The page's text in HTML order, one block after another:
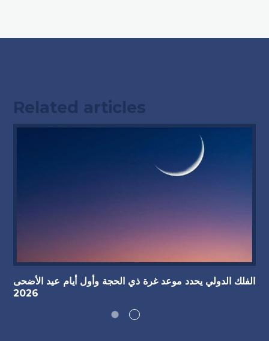
Related articles
الفلك الدولي يحدد موعد غرة ذي الحجة وأول أيام عيد الأضحى
2026